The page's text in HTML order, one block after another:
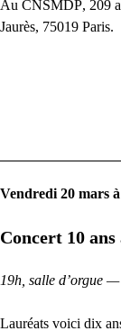
Au CNSMDP, 209
Jaurès, 75019 Paris.
Vendredi 20 mars
Concert 10 ans
19h, salle d’orgue
Lauréats voici dix